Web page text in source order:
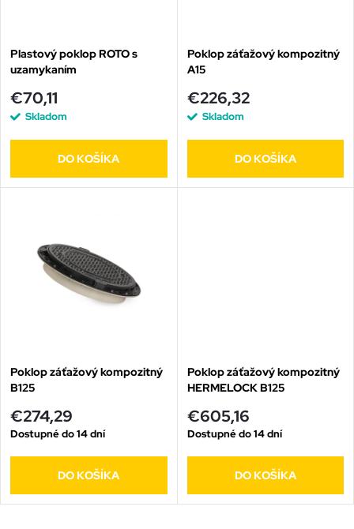
e
p
r
o
o
v
s
p
r
o
v
Plastový poklop ROTO s
uzamykaním
€70,11
Skladom
DO KOŠÍKA
Poklop záťažový kompozitný
A15
€226,32
Skladom
DO KOŠÍKA
Poklop záťažový kompozitný
B125
€274,29
Dostupné do 14 dní
DO KOŠÍKA
Poklop záťažový kompozitný
HERMELOCK B125
€605,16
Dostupné do 14 dní
DO KOŠÍKA